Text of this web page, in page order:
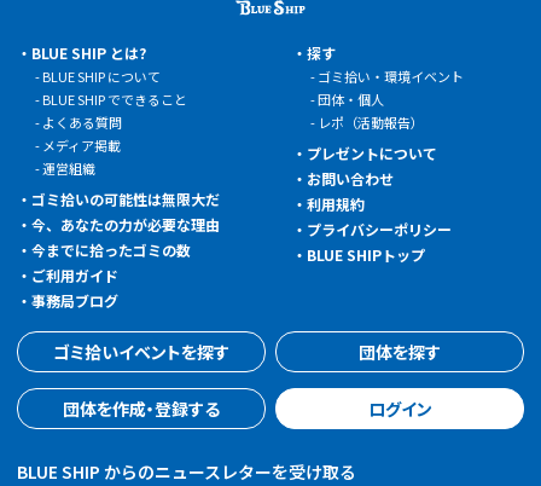
BLUE SHIP とは?
BLUE SHIP について
BLUE SHIP でできること
よくある質問
メディア掲載
運営組織
ゴミ拾いの可能性は無限大だ
今、あなたの力が必要な理由
今までに拾ったゴミの数
ご利用ガイド
事務局ブログ
探す
ゴミ拾い・環境イベント
団体・個人
レポ（活動報告）
プレゼントについて
お問い合わせ
利用規約
プライバシーポリシー
BLUE SHIPトップ
ゴミ拾いイベントを探す 団体を探す
団体を作成・登録する ログイン
BLUE SHIP からのニュースレターを受け取る